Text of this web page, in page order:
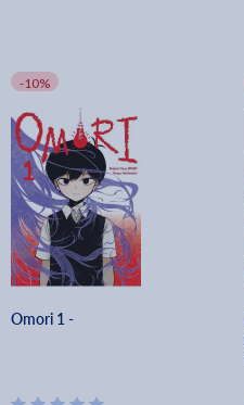
-10%
Omori 1 -